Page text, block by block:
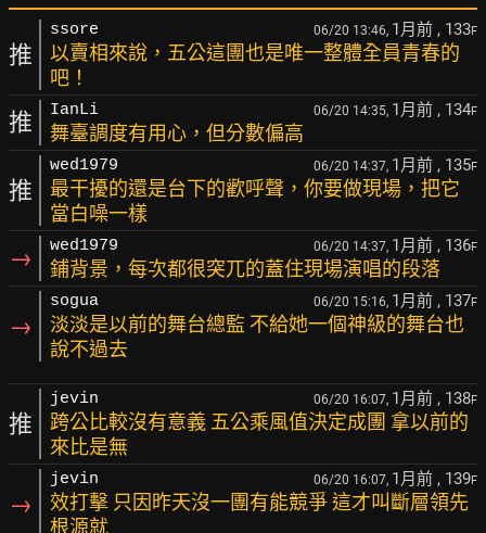
推
ssore 06/20 13:46, 1月前 , 133F
以賣相來說，五公這團也是唯一整體全員青春的
吧！
推 IanLi 06/20 14:35, 1月前 , 134F
舞臺調度有用心，但分數偏高
推
wed1979 06/20 14:37, 1月前 , 135F
最干擾的還是台下的歡呼聲，你要做現場，把它
當白噪一樣
→ wed1979 06/20 14:37, 1月前 , 136F
鋪背景，每次都很突兀的蓋住現場演唱的段落
→
sogua 06/20 15:16, 1月前 , 137F
淡淡是以前的舞台總監 不給她一個神級的舞台也
說不過去
推
jevin 06/20 16:07, 1月前 , 138F
跨公比較沒有意義 五公乘風值決定成團 拿以前的
來比是無
→
jevin 06/20 16:07, 1月前 , 139F
效打擊 只因昨天沒一團有能競爭 這才叫斷層領先
根源就